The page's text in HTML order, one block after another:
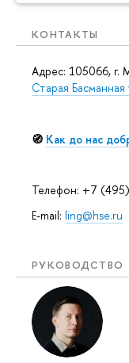
КОНТАКТЫ
Адрес: 105066, г.
Старая
🧭 Как до нас
Телефон: +7
E-mail: ling@hse.ru
РУКОВОДСТВО